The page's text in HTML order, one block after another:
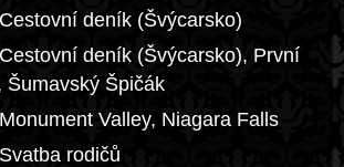
deník (Švýcarsko)
deník (Švýcarsko), První
Šumavský Špičák
Valley, Niagara Falls
rodičů